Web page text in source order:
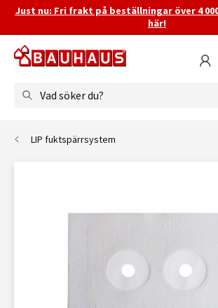
Just nu: Fri frakt på beställningar över 4
här!
Vad söker du?
LIP fuktspärrsystem